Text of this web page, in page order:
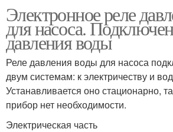
Электронное реле
для насоса.
давления воды
Реле давления воды для насоса
двум системам: к электричеству и
Устанавливается оно стационарно,
прибор нет необходимости.
Электрическая часть